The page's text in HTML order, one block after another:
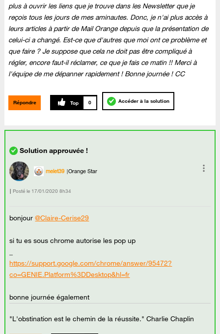
plus à ouvrir les liens que je trouve dans les Newsletter que je
reçois tous les jours de mes aminautes. Donc, je n'ai plus accès à
leurs articles à partir de Mail Orange depuis que la présentation de
celui-ci a changé. Est-ce que d'autres que moi ont ce problème et
que faire ? Je suppose que cela ne doit pas être compliqué à
régler, encore faut-il réclamer, ce que je fais ce matin !! Merci à
l'équipe de me dépanner rapidement ! Bonne journée ! CC
Répondre 0 Accéder à la solution
melet39 Orange Star
Posté le ‎17/01/2020 8h34
bonjour@Claire-Cerise29
si tu es sous chrome autorise les pop up
https://support.google.com/chrome/answer/95472?
co=GENIE.Platform%3DDesktop&hl=fr
bonne journée également
"L'obstination est le chemin de la réussite." Charlie Chaplin